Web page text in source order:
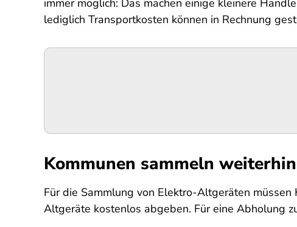
immer möglich: Das machen einige kleinere
lediglich Transportkosten können in Rechnung
Podigee-
Kommunen sammeln
Für die Sammlung von Elektro-Altgeräten
Altgeräte kostenlos abgeben. Für eine Abholung